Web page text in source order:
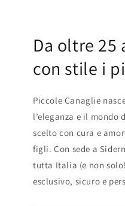
Da oltre 25
con stile i
Piccole Canaglie
l’eleganza e il mondo
scelto con cura e
figli. Con sede a
tutta Italia (e non
esclusivo, sicuro e